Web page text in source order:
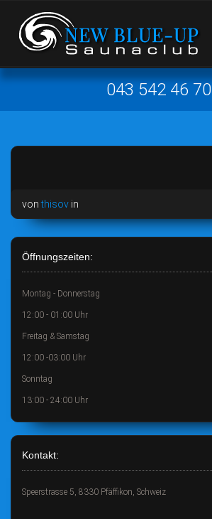
043 542 46 70
vonthisov in
Öffnungszeiten:
Montag - Donnerstag
12:00 - 01:00 Uhr
Freitag & Samstag
12:00 -03:00 Uhr
Sonntag
13:00 - 24:00 Uhr
Kontakt:
Speerstrasse 5, 8330 Pfäffikon, Schweiz